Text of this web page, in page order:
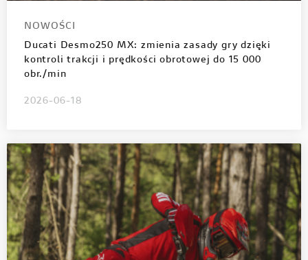
NOWOŚCI
Ducati Desmo250 MX: zmienia zasady gry dzięki
kontroli trakcji i prędkości obrotowej do 15 000
obr./min
2026-06-18